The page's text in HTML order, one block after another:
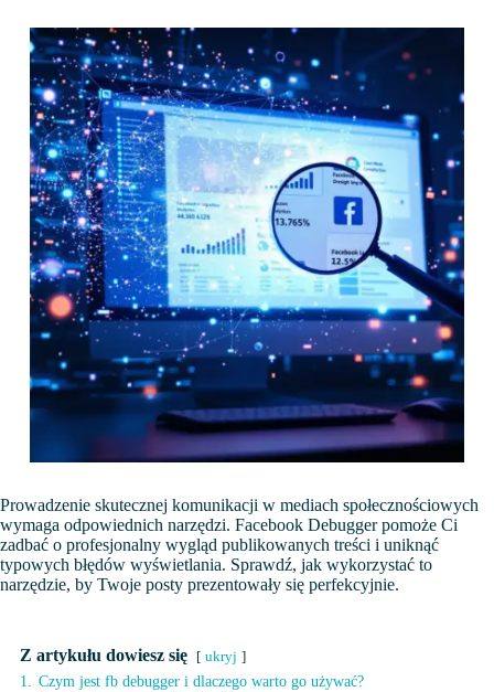
Prowadzenie skutecznej komunikacji w mediach społecznościowych
wymaga odpowiednich narzędzi. Facebook Debugger pomoże Ci
zadbać o profesjonalny wygląd publikowanych treści i uniknąć
typowych błędów wyświetlania. Sprawdź, jak wykorzystać to
narzędzie, by Twoje posty prezentowały się perfekcyjnie.
Z artykułu dowiesz się ukryj
1. Czym jest fb debugger i dlaczego warto go używać?